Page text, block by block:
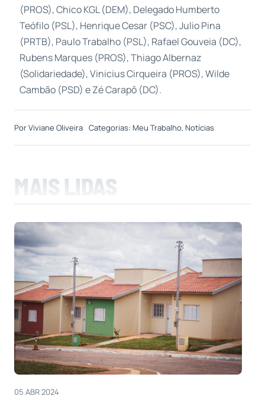
(PROS), Chico KGL (DEM), Delegado Humberto
Teófilo (PSL), Henrique Cesar (PSC), Julio Pina
(PRTB), Paulo Trabalho (PSL), Rafael Gouveia (DC),
Rubens Marques (PROS), Thiago Albernaz
(Solidariedade), Vinicius Cirqueira (PROS), Wilde
Cambão (PSD) e Zé Carapô (DC).
PorViviane Oliveira Categorias: Meu Trabalho, Notícias
MAIS LIDAS
05 ABR 2024